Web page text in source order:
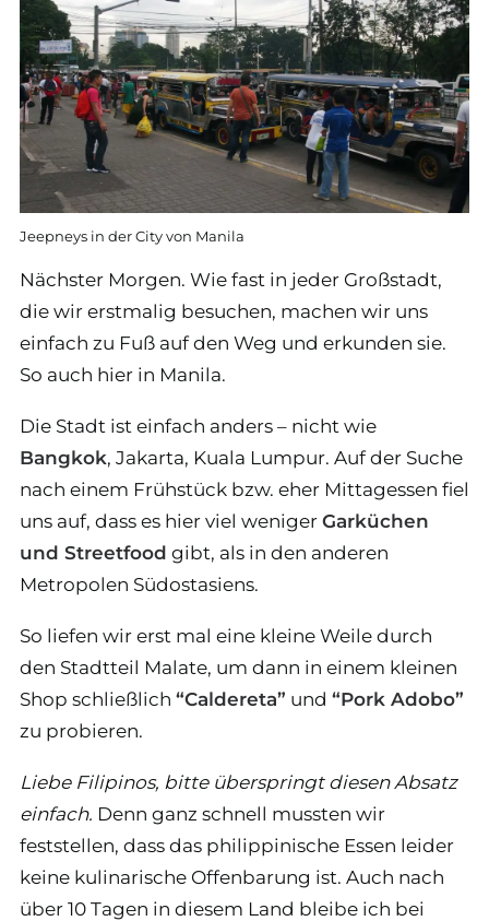
Jeepneys in der City von Manila
Nächster Morgen. Wie fast in jeder Großstadt,
die wir erstmalig besuchen, machen wir uns
einfach zu Fuß auf den Weg und erkunden sie.
So auch hier in Manila.
Die Stadt ist einfach anders – nicht wie
Bangkok, Jakarta, Kuala Lumpur. Auf der Suche
nach einem Frühstück bzw. eher Mittagessen fiel
uns auf, dass es hier viel weniger Garküchen
und Streetfood gibt, als in den anderen
Metropolen Südostasiens.
So liefen wir erst mal eine kleine Weile durch
den Stadtteil Malate, um dann in einem kleinen
Shop schließlich “Caldereta” und “Pork Adobo”
zu probieren.
Liebe Filipinos, bitte überspringt diesen Absatz
einfach. Denn ganz schnell mussten wir
feststellen, dass das philippinische Essen leider
keine kulinarische Offenbarung ist. Auch nach
über 10 Tagen in diesem Land bleibe ich bei